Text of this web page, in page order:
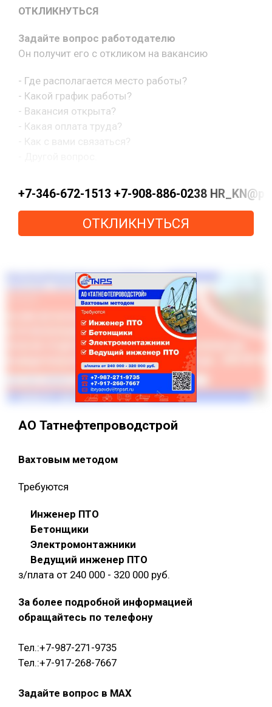
ОТКЛИКНУТЬСЯ
Задайте вопрос работодателю
Он получит его с откликом на вакансию
- Где располагается место работы?
- Какой график работы?
- Вакансия открыта?
- Какая оплата труда?
+7-346-672-1513 +7-908-886-0238
ОТКЛИКНУТЬСЯ
АО Татнефтепроводстрой
Вахтовым методом
Требуются
Инженер ПТО
Бетонщики
Электромонтажники
Ведущий инженер ПТО
з/плата от 240 000 - 320 000 руб.
За более подробной информацией
обращайтесь по телефону
Тел.:+7-987-271-9735
Тел.:+7-917-268-7667
Задайте вопрос в MAX